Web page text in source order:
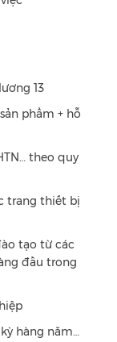
13
phẩm + hỗ
theo quy
trang thiết bị
tạo từ các
đầu trong
hàng năm…